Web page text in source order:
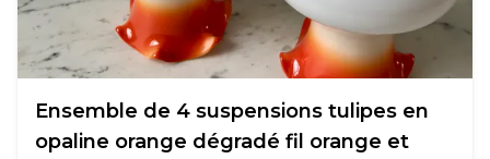
Ensemble de 4 suspensions tulipes en
opaline orange dégradé fil orange et